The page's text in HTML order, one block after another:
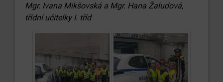
Mgr. Ivana Mikšovská a Mgr. Hana Žaludová,
třídní učitelky I. tříd